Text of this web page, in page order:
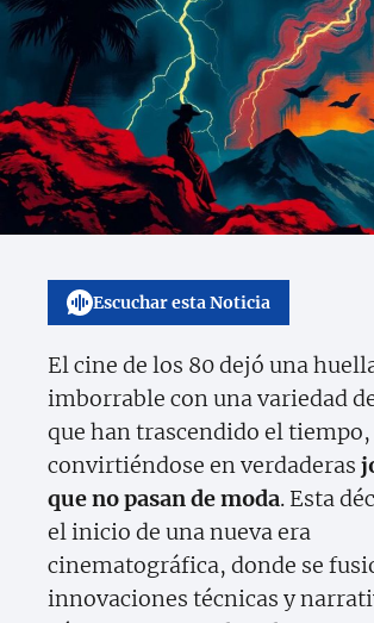
Escuchar esta Noticia
El cine de los 80 dejó una
imborrable con una variedad
que han trascendido el tiempo,
convirtiéndose en verdaderas
que no pasan de moda. Esta
el inicio de una nueva era
cinematográfica, donde se
innovaciones técnicas y